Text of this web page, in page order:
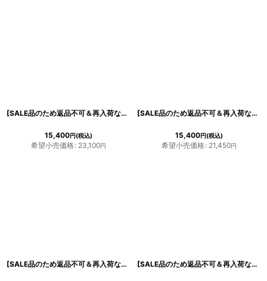
[SALE品のため返品不可＆再入荷なしの現品限り][韓国製][rinfarre]袖あり・フリル・グリーン・バイカラー・セクシー・タイト・ミディアムドレス・ワンピース[山崎みどり着用]《送料＆代引き手数料無料》
15,400円(税込)
希望小売価格: 23,100円
[SALE品のため返品不可＆再入荷なしの現品限り][韓国製][rinfarre]ツイード・スクエアネック・七分袖・アシメントリー・Aライン・フレア・ミディアムドレス・ワンピース[黒木麗奈着用][送料無料]
15,400円(税込)
希望小売価格: 21,450円
[SALE品のため返品不可＆再入荷なしの現品限り][韓国製][rinfarre]チェック・グリーン・ベア・ストレッチ・タイト・ミディアムドレス・ワンピース[黒木麗奈着用][送料無料] [SALE品のため返品不可＆再入荷なしの現品限り][韓国製][rinfarre]背中開き・シンプル・無地・Vネック・パフスリーブ・切り替え・五分袖・Aライン・フレア・ミディアムドレス・ワンピース[山崎みどり・れお着用]《送料＆代引き手数料無料》mybk